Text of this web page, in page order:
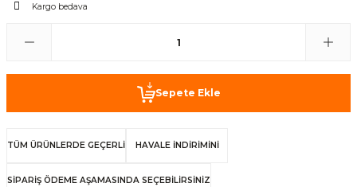
Kargo bedava
Sepete Ekle
TÜM ÜRÜNLERDE GEÇERLİ HAVALE İNDİRİMİNİ
SİPARİŞ ÖDEME AŞAMASINDA SEÇEBİLİRSİNİZ